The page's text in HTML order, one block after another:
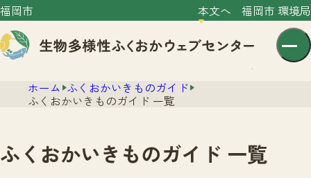
福岡市 本文へ 福岡市 環境局
センター紹介
ホーム ふくおかいきものガイド
ふくおかいきものガイド 一覧
ふくおかいきものガイド 一覧